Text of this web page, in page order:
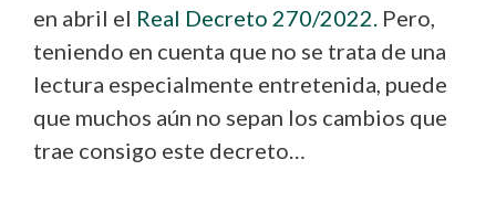
en abril el Real Decreto 270/2022. Pero,
teniendo en cuenta que no se trata de una
lectura especialmente entretenida, puede
que muchos aún no sepan los cambios que
trae consigo este decreto…